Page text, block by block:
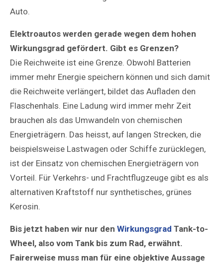
Auto.
Elektroautos werden gerade wegen dem hohen
Wirkungsgrad gefördert. Gibt es Grenzen?
Die Reichweite ist eine Grenze. Obwohl Batterien
immer mehr Energie speichern können und sich damit
die Reichweite verlängert, bildet das Aufladen den
Flaschenhals. Eine Ladung wird immer mehr Zeit
brauchen als das Umwandeln von chemischen
Energieträgern. Das heisst, auf langen Strecken, die
beispielsweise Lastwagen oder Schiffe zurücklegen,
ist der Einsatz von chemischen Energieträgern von
Vorteil. Für Verkehrs- und Frachtflugzeuge gibt es als
alternativen Kraftstoff nur synthetisches, grünes
Kerosin.
Bis jetzt haben wir nur den Wirkungsgrad Tank-to-
Wheel, also vom Tank bis zum Rad, erwähnt.
Fairerweise muss man für eine objektive Aussage